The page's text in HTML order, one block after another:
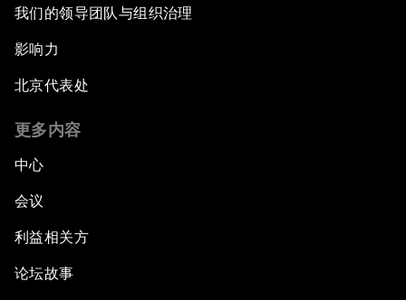
我们的领导团队与组织治理
影响力
北京代表处
更多内容
中心
会议
利益相关方
论坛故事